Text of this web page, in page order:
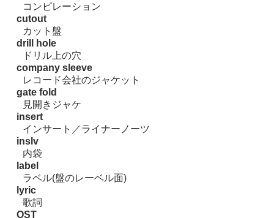
コンピレーション
cutout
カット盤
drill hole
ドリル上の穴
company sleeve
レコード会社のジャケット
gate fold
見開きジャケ
insert
インサート／ライナーノーツ
inslv
内袋
label
ラベル(盤のレーベル面)
lyric
歌詞
OST